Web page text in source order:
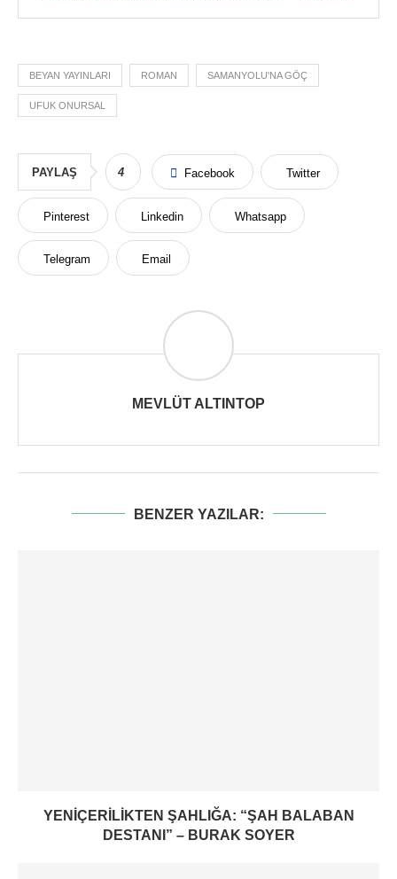
BEYAN YAYINLARI ROMAN SAMANYOLU'NA GÖÇ
UFUK ONURSAL
PAYLAŞ 4 Facebook Twitter
Pinterest Linkedin Whatsapp
Telegram Email
MEVLÜT ALTINTOP
BENZER YAZILAR:
YENIÇERILIKTEN ŞAHLIĞA: “ŞAH BALABAN
DESTANI” – BURAK SOYER